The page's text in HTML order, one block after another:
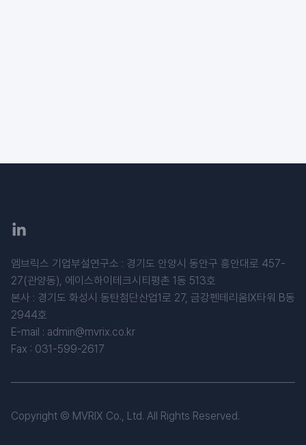
Copyright © MVRIX Co., Ltd. All Rights Reserved.
엠브릭스 기업부설연구소 : 경기도 안양시 동안구 흥안대로 457-
27(관양동), 에이스하이테크시티평촌 1동 513호
​본사 : 경기도 화성시 동탄첨단산업1로 27, 금강펜테리움IX타워 B동
2944호
E-mail : admin@mvrix.co.kr
Fax : 031-599-2617